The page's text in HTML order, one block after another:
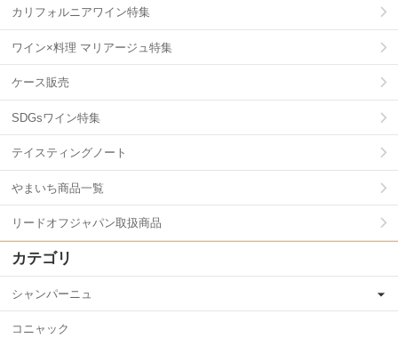
カリフォルニアワイン特集
ワイン×料理 マリアージュ特集
ケース販売
SDGsワイン特集
テイスティングノート
やまいち商品一覧
リードオフジャパン取扱商品
カテゴリ
シャンパーニュ
コニャック